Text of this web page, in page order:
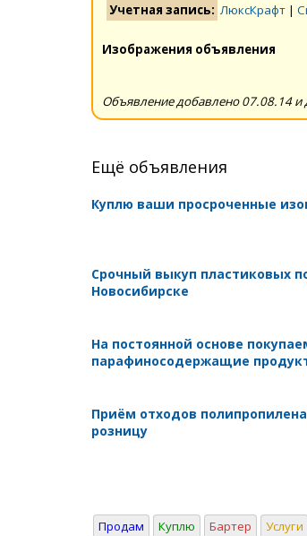
Учетная запись: ЛюксКрафт |
Изображения объявления
Объявление добавлено 07.08.14 и
Ещё объявления
Куплю ваши просроченные
Срочный выкуп пластиковых
Новосибирске
На постоянной основе
парафиносодержащие
Приём отходов
розницу
Продам Куплю Бартер Услуги